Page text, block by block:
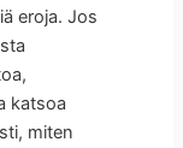
eroja. Jos
katsoa
miten